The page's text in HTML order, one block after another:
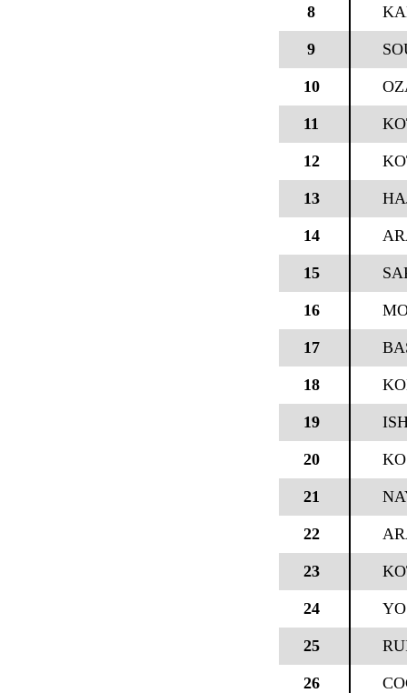
8
9
10
11
12
13
14
15
16
17
18
19
20
21
22
23
24
25
26